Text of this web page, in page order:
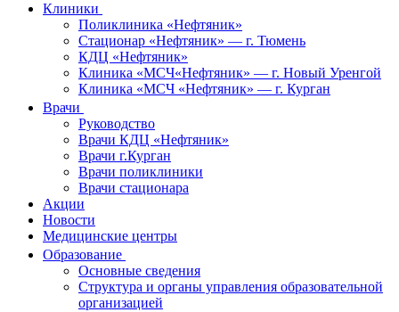
Клиники
Поликлиника «Нефтяник»
Стационар «Нефтяник» — г. Тюмень
КДЦ «Нефтяник»
Клиника «МСЧ«Нефтяник» — г. Новый Уренгой
Клиника «МСЧ «Нефтяник» — г. Курган
Врачи
Руководство
Врачи КДЦ «Нефтяник»
Врачи г.Курган
Врачи поликлиники
Врачи стационара
Акции
Новости
Медицинские центры
Образование
Основные сведения
Структура и органы управления образовательной
организацией